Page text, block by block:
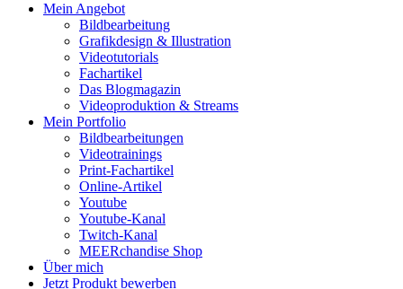
Mein Angebot
Bildbearbeitung
Grafikdesign & Illustration
Videotutorials
Fachartikel
Das Blogmagazin
Videoproduktion & Streams
Mein Portfolio
Bildbearbeitungen
Videotrainings
Print-Fachartikel
Online-Artikel
Youtube
Youtube-Kanal
Twitch-Kanal
MEERchandise Shop
Über mich
Jetzt Produkt bewerben